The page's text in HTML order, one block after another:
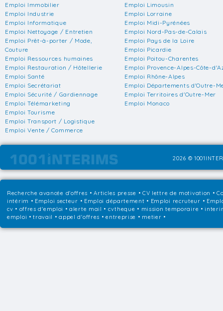
Emploi Immobilier
Emploi Industrie
Emploi Informatique
Emploi Nettoyage / Entretien
Emploi Prêt-à-porter / Mode,
Couture
Emploi Ressources humaines
Emploi Restauration / Hôtellerie
Emploi Santé
Emploi Secrétariat
Emploi Sécurité / Gardiennage
Emploi Télémarketing
Emploi Tourisme
Emploi Transport / Logistique
Emploi Vente / Commerce
Emploi Limousin
Emploi Lorraine
Emploi Midi-Pyrénées
Emploi Nord-Pas-de-Calais
Emploi Pays de la Loire
Emploi Picardie
Emploi Poitou-Charentes
Emploi Provence-Alpes-Côte-
Emploi Rhône-Alpes
Emploi Départements d'Outre-
Emploi Territoires d'Outre-Mer
Emploi Monaco
2026 ©
Recherche avancée d'offres •Articles presse • CV lettre de motivation •
intérim • Emploi secteur • Emploi département • Emploi recruteur •
cv • offres d'emploi • alerte mail • cvtheque • mission temporaire •
emploi • travail • appel d'offres • entreprise • metier •